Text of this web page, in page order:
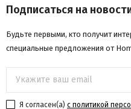
Подписаться на
Будьте первыми, кто получит
специальные предложения от
Я согласен(a) с политикой